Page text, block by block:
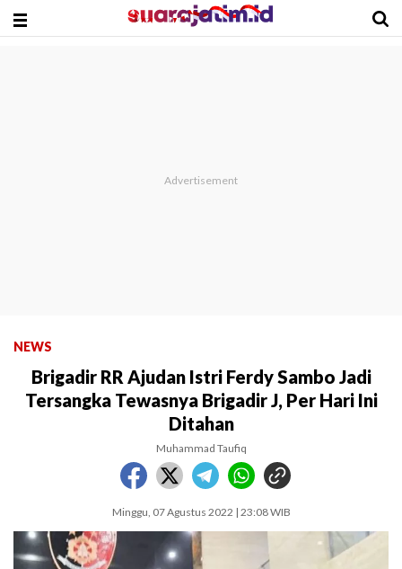
NEWS
Brigadir RR Ajudan Istri Ferdy Sambo Jadi
Tersangka Tewasnya Brigadir J, Per Hari Ini
Ditahan
Muhammad Taufiq
Minggu, 07 Agustus 2022 | 23:08 WIB